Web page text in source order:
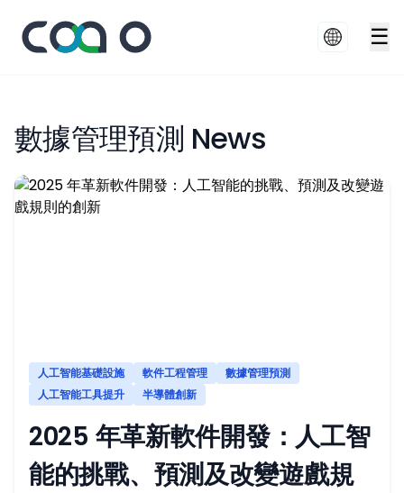
☰
數據管理預測 News
人工智能基礎設施 軟件工程管理
數據管理預測
人工智能工具提升
半導體創新
2025 年革新軟件開發：人工智
能的挑戰、預測及改變遊戲規